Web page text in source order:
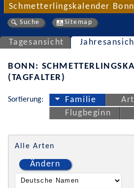
Schmetterlingskalender Bonn
Suche Sitemap
Tagesansicht
BONN:
(TAGFALTER)
Sortierung: Familie Art
Flugbeginn
Alle Arten
Ändern